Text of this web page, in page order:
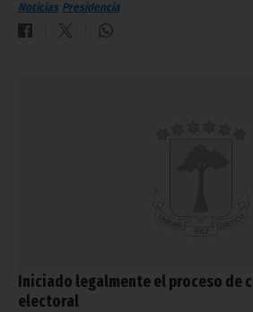
Noticias Presidencia
Iniciado legalmente el proceso de
electoral